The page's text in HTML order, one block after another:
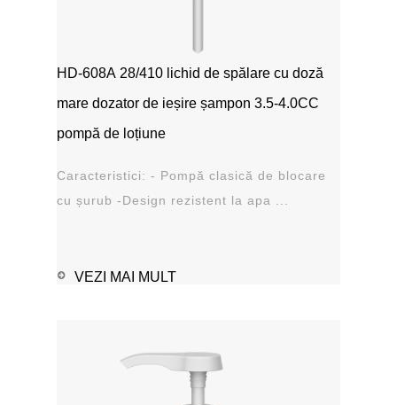
HD-608A 28/410 lichid de spălare cu doză
mare dozator de ieșire șampon 3.5-4.0CC
pompă de loțiune
Caracteristici: - Pompă clasică de blocare
cu șurub -Design rezistent la apa ...
VEZI MAI MULT